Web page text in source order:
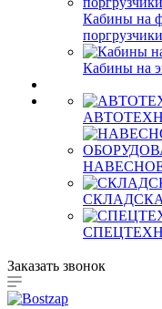
Кабины на
поргрузчики
Кабины на
Заказать звонок